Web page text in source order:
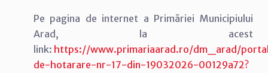
Pe pagina de internet a Primăriei Municipiului
Arad, la acest
link: https://www.primariaarad.ro/dm_arad/
de-hotarare-nr-17-din-19032026-00129a72?